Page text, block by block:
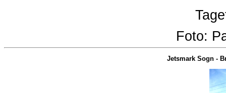
Foto:
Jetsmark Sogn -